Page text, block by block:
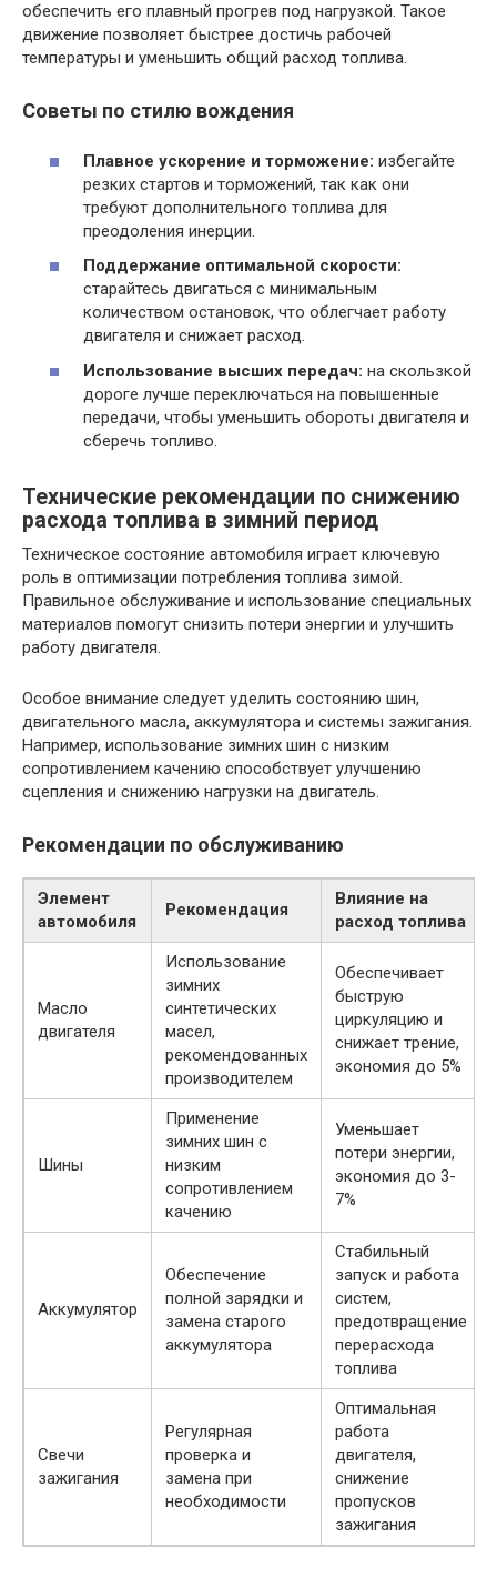
обеспечить его плавный прогрев под нагрузкой. Такое
движение позволяет быстрее достичь рабочей
температуры и уменьшить общий расход топлива.
Советы по стилю вождения
Плавное ускорение и торможение: избегайте
резких стартов и торможений, так как они
требуют дополнительного топлива для
преодоления инерции.
Поддержание оптимальной скорости:
старайтесь двигаться с минимальным
количеством остановок, что облегчает работу
двигателя и снижает расход.
Использование высших передач: на скользкой
дороге лучше переключаться на повышенные
передачи, чтобы уменьшить обороты двигателя и
сберечь топливо.
Технические рекомендации по снижению
расхода топлива в зимний период
Техническое состояние автомобиля играет ключевую
роль в оптимизации потребления топлива зимой.
Правильное обслуживание и использование специальных
материалов помогут снизить потери энергии и улучшить
работу двигателя.
Особое внимание следует уделить состоянию шин,
двигательного масла, аккумулятора и системы зажигания.
Например, использование зимних шин с низким
сопротивлением качению способствует улучшению
сцепления и снижению нагрузки на двигатель.
Рекомендации по обслуживанию
Элемент
автомобиля
Рекомендация
Влияние на
расход топлива
Масло
двигателя
Использование
зимних
синтетических
масел,
рекомендованных
производителем
Обеспечивает
быструю
циркуляцию и
снижает трение,
экономия до 5%
Шины
Применение
зимних шин с
низким
сопротивлением
качению
Уменьшает
потери энергии,
экономия до 3-
7%
Аккумулятор
Обеспечение
полной зарядки и
замена старого
аккумулятора
Стабильный
запуск и работа
систем,
предотвращение
перерасхода
топлива
Свечи
зажигания
Регулярная
проверка и
замена при
необходимости
Оптимальная
работа
двигателя,
снижение
пропусков
зажигания